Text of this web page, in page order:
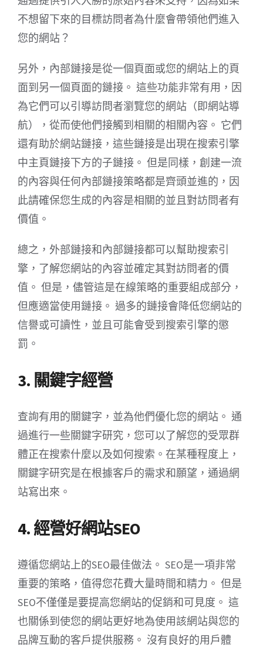
不想留下來的目標訪問者為什麼會帶領他們進入
您的網站？
另外，內部鏈接是從一個頁面或您的網站上的頁
面到另一個頁面的鏈接。 這些功能非常有用，因
為它們可以引導訪問者瀏覽您的網站（即網站導
航），從而使他們接觸到相關的相關內容。 它們
還有助於網站鏈接，這些鏈接是出現在搜索引擎
中主頁鏈接下方的子鏈接。 但是同樣，創建一流
的內容與任何內部鏈接策略都是齊頭並進的，因
此請確保您生成的內容是相關的並且對訪問者有
價值。
總之，外部鏈接和內部鏈接都可以幫助搜索引
擎，了解您網站的內容並確定其對訪問者的價
值。 但是，儘管這是在線策略的重要組成部分，
但應適當使用鏈接。 過多的鏈接會降低您網站的
信譽或可讀性，並且可能會受到搜索引擎的懲
罰。
3. 關鍵字經營
查詢有用的關鍵字，並為他們優化您的網站。 通
過進行一些關鍵字研究，您可以了解您的受眾群
體正在搜索什麼以及如何搜索。在某種程度上，
關鍵字研究是在根據客戶的需求和願望，通過網
站寫出來。
4. 經營好網站SEO
遵循您網站上的SEO最佳做法。 SEO是一項非常
重要的策略，值得您花費大量時間和精力。 但是
SEO不僅僅是要提高您網站的促銷和可見度。 這
也關係到使您的網站更好地為使用該網站與您的
品牌互動的客戶提供服務。 沒有良好的用戶體